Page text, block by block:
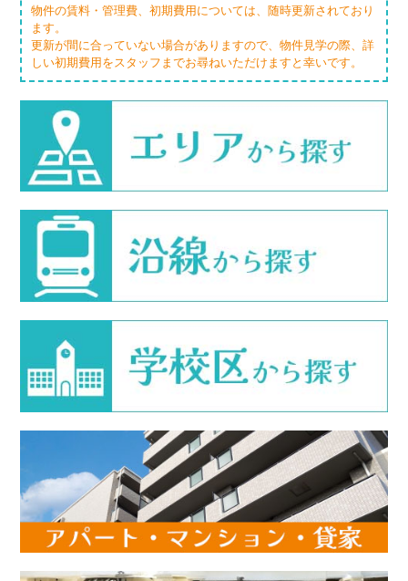
物件の賃料・管理費、初期費用については、随時更新されており
ます。
更新が間に合っていない場合がありますので、物件見学の際、詳
しい初期費用をスタッフまでお尋ねいただけますと幸いです。